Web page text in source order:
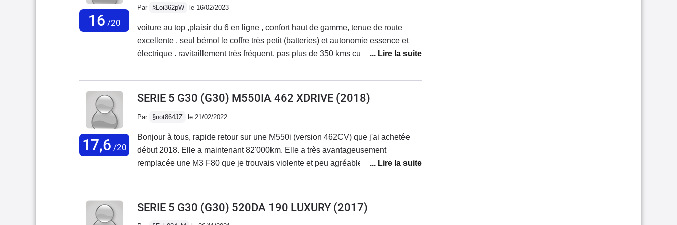
premium (bien choisir sa concession par contre, car toutes ne se valent pas
!).Voilà, pour résumer, cette 540IA xdrive 340cv est super. Faites vous plaisir !
16 /20
Par §Loi362pW le 16/02/2023
voiture au top ,plaisir du 6 en ligne , confort haut de gamme, tenue de route
excellente , seul bémol le coffre très petit (batteries) et autonomie essence et
électrique . ravitaillement très fréquent. pas plus de 350 kms cumulés . cette
capable d'être douce au quotidien et rageuse quand on le veut.
17,6 /20
SERIE 5 G30 (G30) M550IA 462 XDRIVE (2018)
Par §not864JZ le 21/02/2022
Bonjour à tous, rapide retour sur une M550i (version 462CV) que j'ai achetée
début 2018. Elle a maintenant 82'000km. Elle a très avantageusement
remplacée une M3 F80 que je trouvais violente et peu agréable au quotidien.La
V8 à la sonorité veloutée. Ensuite wow, quelle motricité (x-drive) et quel moteur!
Toujours présent avec un couple présent très bas. Il est bien aidé par une boîte
auto 8 rapports rapide et hyper réactive (en mode manuel).Cette BMW
SERIE 5 G30 (G30) 520DA 190 LUXURY (2017)